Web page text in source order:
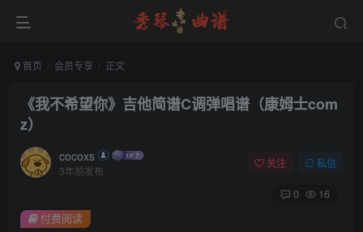
首页 会员专享 正文
《我不希望你》吉他简谱C调弹唱谱（康姆士com
z）
cocoxs
3年前发布
关注 私信
0 16
付费阅读